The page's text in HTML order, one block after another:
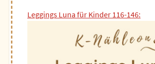
Leggings Luna für Kinder 116-146: